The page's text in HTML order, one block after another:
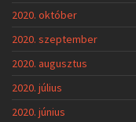
2020. október
2020. szeptember
2020. augusztus
2020. július
2020. június